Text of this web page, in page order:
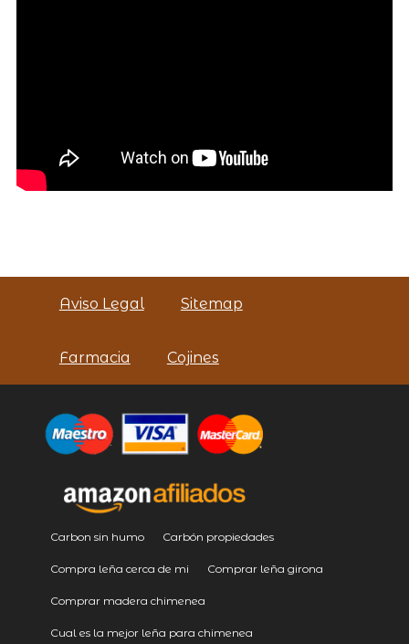
Aviso Legal Sitemap
Farmacia Cojines
Carbon sin humo Carbón propiedades
Compra leña cerca de mi Comprar leña girona
Comprar madera chimenea
Cual es la mejor leña para chimenea